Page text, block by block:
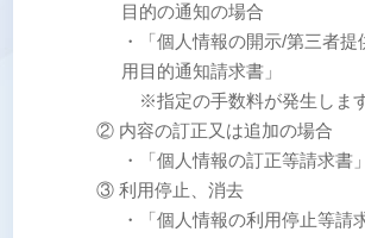
目的の通知の場合
・「個人情報の開示/第三者提
用目的通知請求書」
※指定の手数料が発生します
② 内容の訂正又は追加の場合
・「個人情報の訂正等請求書」
③ 利用停止、消去
・「個人情報の利用停止等請